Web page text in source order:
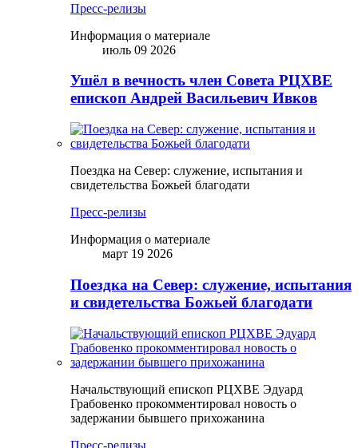
Пресс-релизы
Информация о материале
июль 09 2026
Ушёл в вечность член Совета РЦХВЕ
епископ Андрей Васильевич Ивков
Поездка на Север: служение, испытания и
свидетельства Божьей благодати
Пресс-релизы
Информация о материале
март 19 2026
Поездка на Север: служение, испытания
и свидетельства Божьей благодати
Начальствующий епископ РЦХВЕ Эдуард
Грабовенко прокомментировал новость о
задержании бывшего прихожанина
Пресс-релизы